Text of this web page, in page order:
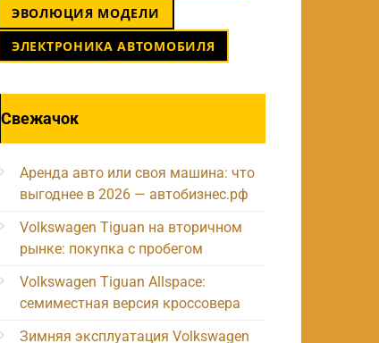
ЭВОЛЮЦИЯ МОДЕЛИ
ЭЛЕКТРОНИКА АВТОМОБИЛЯ
Свежачок
Аренда авто или своя машина: что
выгоднее в 2026 — автобизнес.рф
Volkswagen Tiguan на вторичном
рынке: покупка с пробегом
Volkswagen Tiguan Allspace:
семиместная версия кроссовера
Зимняя эксплуатация Volkswagen